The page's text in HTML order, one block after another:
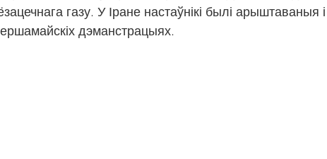
газу. У Іране настаўнікі былі арыштаваныя і
дэманстрацыях.